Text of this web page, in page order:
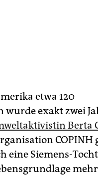
etwa 120
wurde exakt zwei
Berta
COPINH
eine Siemens-